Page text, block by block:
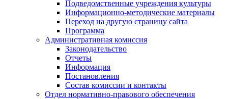
Подведомственные учреждения культуры
Информационно-методические материалы
Переход на другую страницу сайта
Программа
Административная комиссия
Законодательство
Отчеты
Информация
Постановления
Состав комиссии и контакты
Отдел нормативно-правового обеспечения